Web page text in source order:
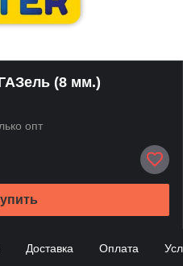
(8 мм.)
опт
Доставка Оплата